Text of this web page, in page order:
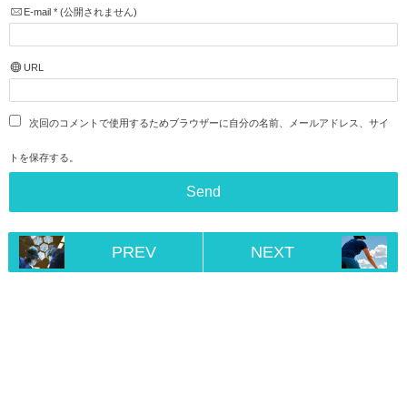
E-mail *(公開されません)
URL
次回のコメントで使用するためブラウザーに自分の名前、メールアドレス、サイ
トを保存する。
PREV NEXT